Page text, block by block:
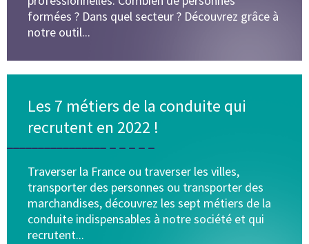
formées ? Dans quel secteur ? Découvrez grâce à
notre outil...
Les 7 métiers de la conduite qui
recrutent en 2022 !
Traverser la France ou traverser les villes,
transporter des personnes ou transporter des
marchandises, découvrez les sept métiers de la
conduite indispensables à notre société et qui
recrutent...